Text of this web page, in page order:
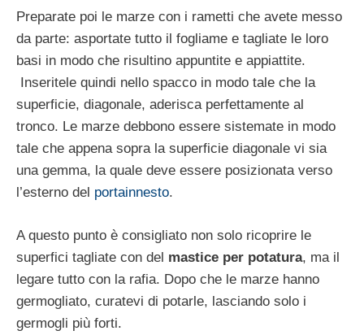
Preparate poi le marze con i rametti che avete messo
da parte: asportate tutto il fogliame e tagliate le loro
basi in modo che risultino appuntite e appiattite.
Inseritele quindi nello spacco in modo tale che la
superficie, diagonale, aderisca perfettamente al
tronco. Le marze debbono essere sistemate in modo
tale che appena sopra la superficie diagonale vi sia
una gemma, la quale deve essere posizionata verso
l’esterno del portainnesto.
A questo punto è consigliato non solo ricoprire le
superfici tagliate con del mastice per potatura, ma il
legare tutto con la rafia. Dopo che le marze hanno
germogliato, curatevi di potarle, lasciando solo i
germogli più forti.